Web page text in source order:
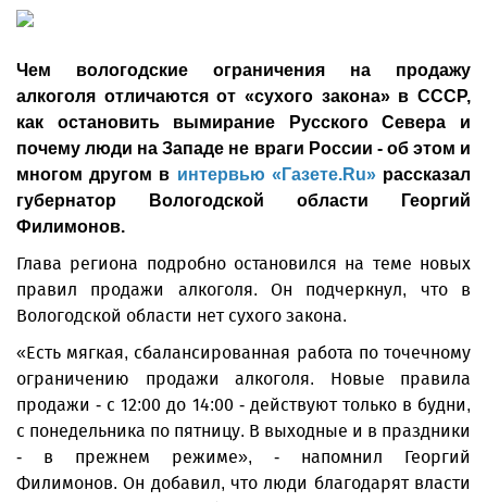
Чем вологодские ограничения на продажу
алкоголя отличаются от «сухого закона» в СССР,
как остановить вымирание Русского Севера и
почему люди на Западе не враги России - об этом и
многом другом в интервью «Газете.Ru»рассказал
губернатор Вологодской области Георгий
Филимонов.
Глава региона подробно остановился на теме новых
правил продажи алкоголя. Он подчеркнул, что в
Вологодской области нет сухого закона.
«Есть мягкая, сбалансированная работа по точечному
ограничению продажи алкоголя. Новые правила
продажи - с 12:00 до 14:00 - действуют только в будни,
с понедельника по пятницу. В выходные и в праздники
- в прежнем режиме», - напомнил Георгий
Филимонов. Он добавил, что люди благодарят власти